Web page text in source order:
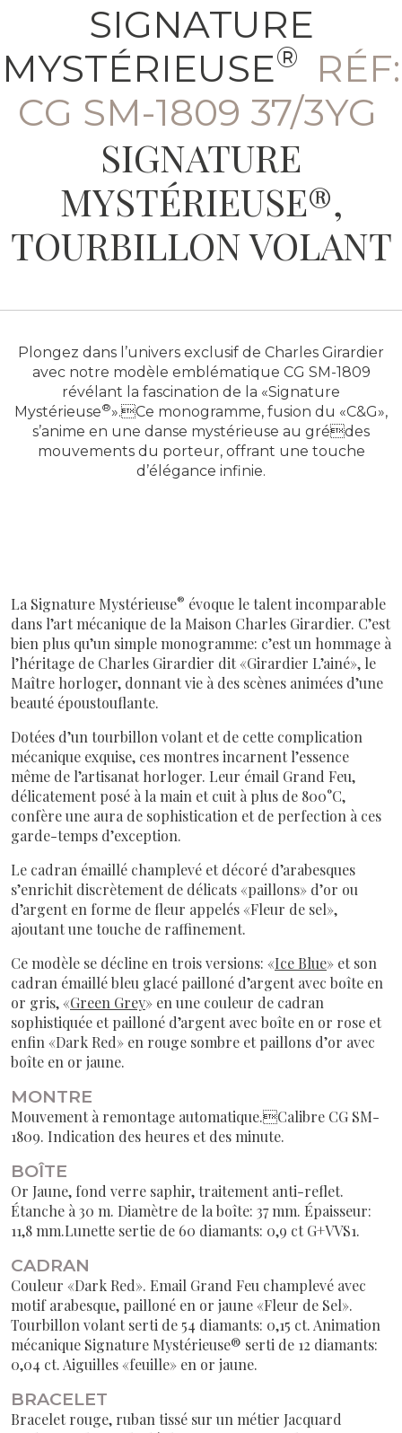
SIGNATURE
MYSTÉRIEUSE®
RÉF:
CG SM-1809 37/3YG
SIGNATURE
MYSTÉRIEUSE®,
TOURBILLON VOLANT
Plongez dans l’univers exclusif de Charles Girardier
avec notre modèle emblématique CG SM-1809
révélant la fascination de la «Signature
Mystérieuse®».Ce monogramme, fusion du «C&G»,
s’anime en une danse mystérieuse au grédes
mouvements du porteur, offrant une touche
d’élégance infinie.
La Signature Mystérieuse® évoque le talent incomparable
dans l’art mécanique de la Maison Charles Girardier. C’est
bien plus qu’un simple monogramme: c’est un hommage à
l’héritage de Charles Girardier dit «Girardier L’ainé», le
Maître horloger, donnant vie à des scènes animées d’une
beauté époustouflante.
Dotées d’un tourbillon volant et de cette complication
mécanique exquise, ces montres incarnent l’essence
même de l’artisanat horloger. Leur émail Grand Feu,
délicatement posé à la main et cuit à plus de 800°C,
confère une aura de sophistication et de perfection à ces
garde-temps d’exception.
Le cadran émaillé champlevé et décoré d’arabesques
s’enrichit discrètement de délicats «paillons» d’or ou
d’argent en forme de fleur appelés «Fleur de sel»,
ajoutant une touche de raffinement.
Ce modèle se décline en trois versions: «Ice Blue» et son
cadran émaillé bleu glacé pailloné d’argent avec boîte en
or gris, «Green Grey» en une couleur de cadran
sophistiquée et pailloné d’argent avec boîte en or rose et
enfin «Dark Red» en rouge sombre et paillons d’or avec
boîte en or jaune.
MONTRE
Mouvement à remontage automatique.Calibre CG SM-
1809. Indication des heures et des minute.
BOÎTE
Or Jaune, fond verre saphir, traitement anti-reflet.
Étanche à 30 m. Diamètre de la boîte: 37 mm. Épaisseur:
11,8 mm.Lunette sertie de 60 diamants: 0,9 ct G+VVS1.
CADRAN
Couleur «Dark Red». Email Grand Feu champlevé avec
motif arabesque, pailloné en or jaune «Fleur de Sel».
Tourbillon volant serti de 54 diamants: 0,15 ct. Animation
mécanique Signature Mystérieuse® serti de 12 diamants:
0,04 ct. Aiguilles «feuille» en or jaune.
BRACELET
Bracelet rouge, ruban tissé sur un métier Jacquard